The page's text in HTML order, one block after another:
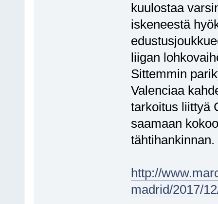
kuulostaa
iskeneestä
liigan
Sittemmin
Valenciaa
tarkoitus liittyä
saamaan
tähtihankinnan.
http://
madrid/2017/